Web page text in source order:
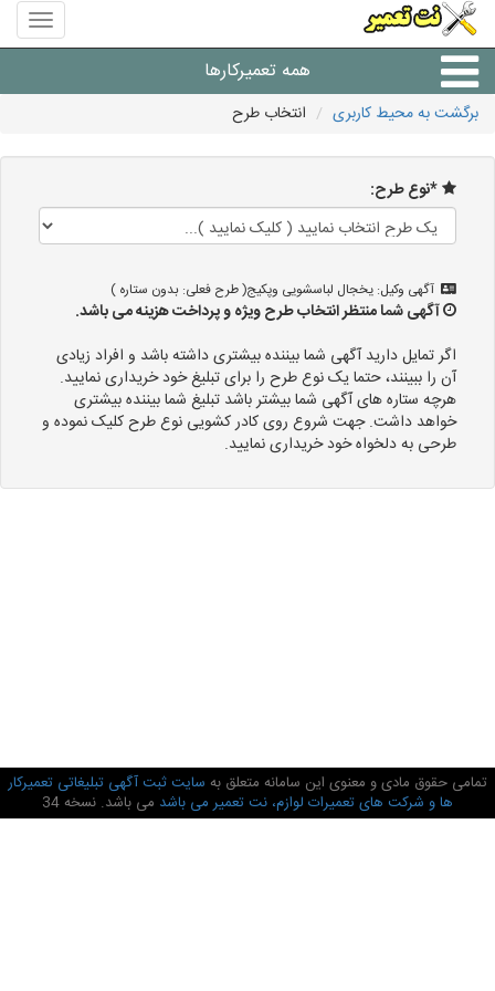
منوی
سایت
تعمیر
همه تعمیرکارها
برگشت به محیط کاربری انتخاب طرح
*نوع طرح:
آگهی وکیل: یخجال لباسشویی وپکیج( طرح فعلی: بدون ستاره )
آگهی شما منتظر انتخاب طرح ویژه و پرداخت هزینه می باشد.
اگر تمایل دارید آگهی شما بیننده بیشتری داشته باشد و افراد زیادی
آن را ببینند، حتما یک نوع طرح را برای تبلیغ خود خریداری نمایید.
هرچه ستاره های آگهی شما بیشتر باشد تبلیغ شما بیننده بیشتری
خواهد داشت. جهت شروع روی کادر کشویی نوع طرح کلیک نموده و
طرحی به دلخواه خود خریداری نمایید.
تمامی حقوق مادی و معنوی این سامانه متعلق به سایت ثبت آگهی تبلیغاتی تعمیرکار
ها و شرکت های تعمیرات لوازم، نت تعمیر می باشد می باشد. نسخه 34